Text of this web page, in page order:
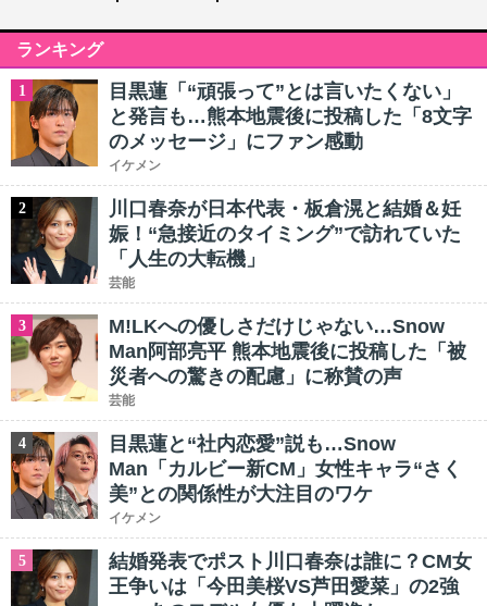
ランキング
1
目黒蓮「“頑張って”とは言いたくない」
と発言も…熊本地震後に投稿した「8文字
のメッセージ」にファン感動
イケメン
2
川口春奈が日本代表・板倉滉と結婚＆妊
娠！“急接近のタイミング”で訪れていた
「人生の大転機」
芸能
3
M!LKへの優しさだけじゃない…Snow
Man阿部亮平 熊本地震後に投稿した「被
災者への驚きの配慮」に称賛の声
芸能
4
目黒蓮と“社内恋愛”説も…Snow
Man「カルビー新CM」女性キャラ“さく
美”との関係性が大注目のワケ
イケメン
5
結婚発表でポスト川口春奈は誰に？CM女
王争いは「今田美桜VS芦田愛菜」の2強